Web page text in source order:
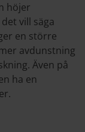
höjer
vill säga
en större
avdunstning
Även på
ha en